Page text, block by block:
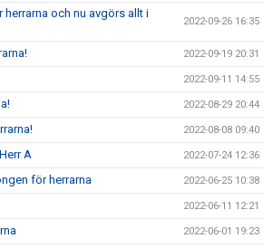
och nu avgörs allt i
2022-09-26 16:35
2022-09-19 20:31
2022-09-11 14:55
2022-08-29 20:44
2022-08-08 09:40
A 2022-07-24 12:36
för herrarna 2022-06-25 10:38
2022-06-11 12:21
2022-06-01 19:23